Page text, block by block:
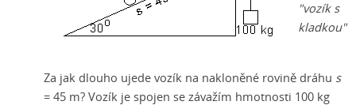
"vozík s
kladkou"
Za jak dlouho ujede vozík na nakloněné rovině dráhu s
= 45 m? Vozík je spojen se závažím hmotnosti 100 kg